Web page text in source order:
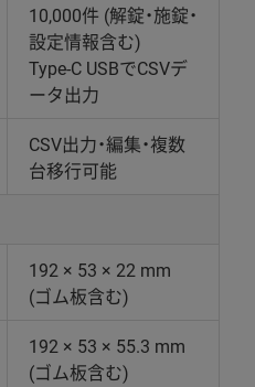
10,000件 (解錠・施錠・
設定情報含む)
Type-C USBでCSVデ
ータ出力
CSV出力・編集・複数
台移行可能
192 × 53 × 22 mm
(ゴム板含む)
192 × 53 × 55.3 mm
(ゴム板含む)